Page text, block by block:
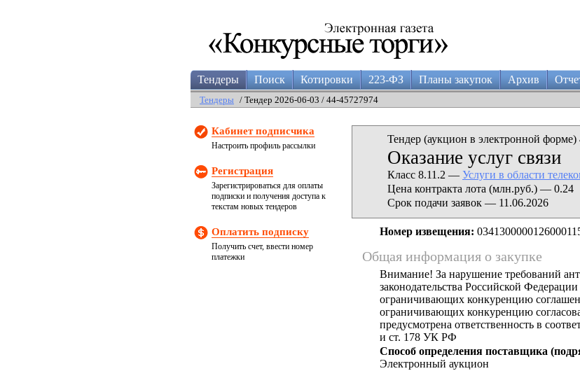
Тендеры Поиск Котировки 223-ФЗ Планы закупок Архив
Тендеры / Тендер 2026-06-03 / 44-45727974
Кабинет подписчика
Настроить профиль рассылки
Регистрация
Зарегистрироваться для оплаты
подписки и получения доступа к
текстам новых тендеров
Оплатить подписку
Получить счет, ввести номер
платежки
Тендер (аукцион в электронной
Оказание услуг связи
Класс 8.11.2 — Услуги в области
Цена контракта лота (млн.руб.) — 0.24
Срок подачи заявок — 11.06.2026
Номер извещения:
Общая информация о закупке
Внимание! За нарушение требований
законодательства Российской Федерации
ограничивающих конкуренцию
ограничивающих конкуренцию
предусмотрена ответственность в
и ст. 178 УК РФ
Способ определения поставщика
Электронный аукцион